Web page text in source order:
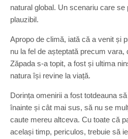
natural global. Un scenariu care
plauzibil.
Apropo de climă, iată că a venit și
nu la fel de așteptată precum vara,
Zăpada s-a topit, a fost și ultima
natura își revine la viață.
Dorința omenirii a fost totdeauna
înainte și cât mai sus, să nu se
caute mereu altceva. Cu toate că
același timp, periculos, trebuie să